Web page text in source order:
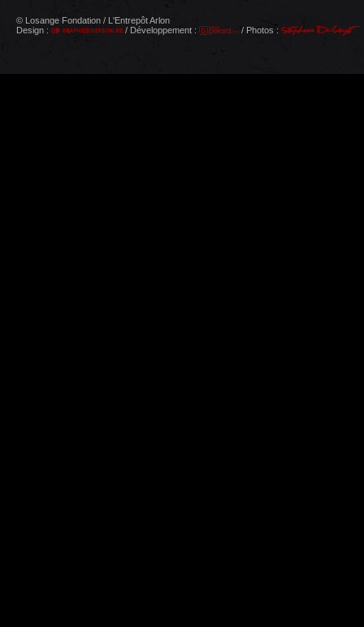
© Losange Fondation / L'Entrepôt Arlon
Design :
/ Développement : / Photos :